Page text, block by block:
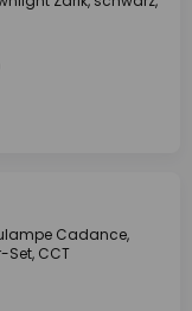
Cadance,
Set, CCT